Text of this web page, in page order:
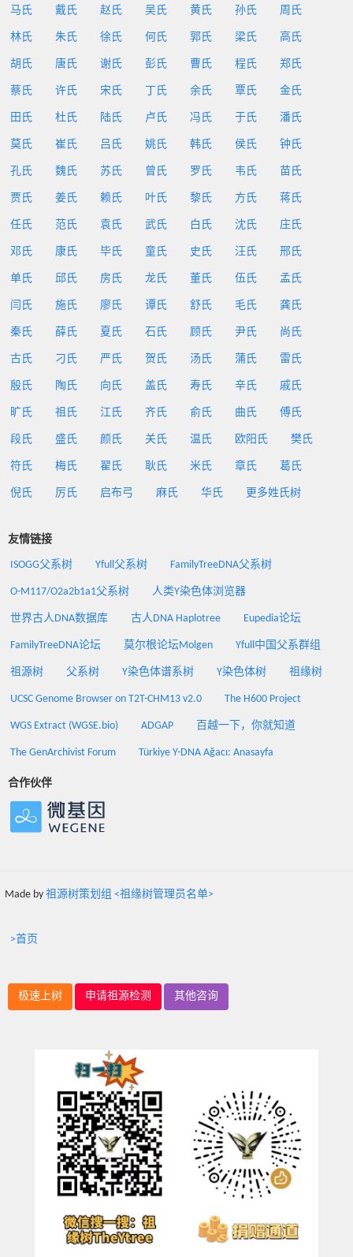
马氏 戴氏 赵氏 吴氏 黄氏 孙氏 周氏
林氏 朱氏 徐氏 何氏 郭氏 梁氏 高氏
胡氏 唐氏 谢氏 彭氏 曹氏 程氏 郑氏
蔡氏 许氏 宋氏 丁氏 余氏 覃氏 金氏
田氏 杜氏 陆氏 卢氏 冯氏 于氏 潘氏
莫氏 崔氏 吕氏 姚氏 韩氏 侯氏 钟氏
孔氏 魏氏 苏氏 曾氏 罗氏 韦氏 苗氏
贾氏 姜氏 赖氏 叶氏 黎氏 方氏 蒋氏
任氏 范氏 袁氏 武氏 白氏 沈氏 庄氏
邓氏 康氏 毕氏 童氏 史氏 汪氏 邢氏
单氏 邱氏 房氏 龙氏 董氏 伍氏 孟氏
闫氏 施氏 廖氏 谭氏 舒氏 毛氏 龚氏
秦氏 薛氏 夏氏 石氏 顾氏 尹氏 尚氏
古氏 刁氏 严氏 贺氏 汤氏 蒲氏 雷氏
殷氏 陶氏 向氏 盖氏 寿氏 辛氏 戚氏
旷氏 祖氏 江氏 齐氏 俞氏 曲氏 傅氏
段氏 盛氏 颜氏 关氏 温氏 欧阳氏 樊氏
符氏 梅氏 翟氏 耿氏 米氏 章氏 葛氏
倪氏 厉氏 启布弓 麻氏 华氏 更多姓氏树
友情链接
ISOGG父系树 Yfull父系树 FamilyTreeDNA父系树
O-M117/O2a2b1a1父系树 人类Y染色体浏览器
世界古人DNA数据库 古人DNA Haplotree Eupedia论坛
FamilyTreeDNA论坛 莫尔根论坛Molgen Yfull中国父系群组
祖源树 父系树 Y染色体谱系树 Y染色体树 祖缘树
UCSC Genome Browser on T2T-CHM13 v2.0 The H600 Project
WGS Extract (WGSE.bio) ADGAP 百越一下，你就知道
The GenArchivist Forum Türkiye Y-DNA Ağacı: Anasayfa
合作伙伴
Made by 祖源树策划组 <祖缘树管理员名单>
>首页
极速上树 申请祖源检测 其他咨询